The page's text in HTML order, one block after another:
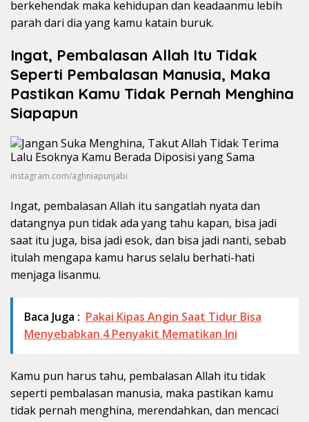
berkehendak maka kehidupan dan keadaanmu lebih
parah dari dia yang kamu katain buruk.
Ingat, Pembalasan Allah Itu Tidak
Seperti Pembalasan Manusia, Maka
Pastikan Kamu Tidak Pernah Menghina
Siapapun
instagram.com/aghniapunjabi
Ingat, pembalasan Allah itu sangatlah nyata dan
datangnya pun tidak ada yang tahu kapan, bisa jadi
saat itu juga, bisa jadi esok, dan bisa jadi nanti, sebab
itulah mengapa kamu harus selalu berhati-hati
menjaga lisanmu.
Baca Juga : Pakai Kipas Angin Saat Tidur Bisa
Menyebabkan 4 Penyakit Mematikan Ini
Kamu pun harus tahu, pembalasan Allah itu tidak
seperti pembalasan manusia, maka pastikan kamu
tidak pernah menghina, merendahkan, dan mencaci